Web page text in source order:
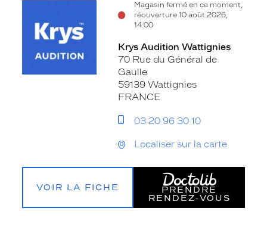
Magasin fermé en ce moment,
réouverture 10 août 2026,
14:00
fiche
Krys Audition Wattignies
70 Rue du Général de
Gaulle
59139 Wattignies
FRANCE
03 20 96 30 10
Localiser sur la carte
VOIR LA FICHE
PRENDRE
RENDEZ‑VOUS